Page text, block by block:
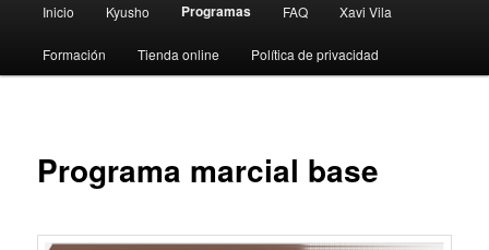
principal
Inicio Kyusho Programas FAQ Xavi Vila
Formación Tienda online Política de privacidad
Programa marcial base